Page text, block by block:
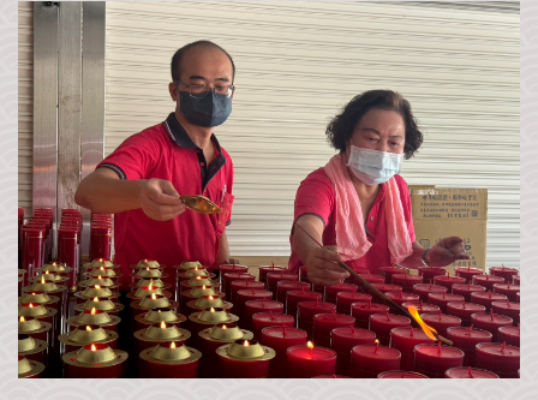
公
益
社
團
影
音
花
絮
115
丙
午